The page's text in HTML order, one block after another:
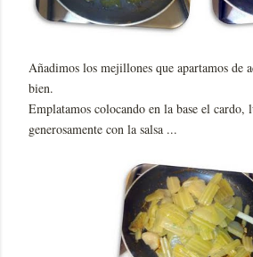
Añadimos los mejillones que apartamos de
bien.
Emplatamos colocando en la base el cardo,
generosamente con la salsa ...